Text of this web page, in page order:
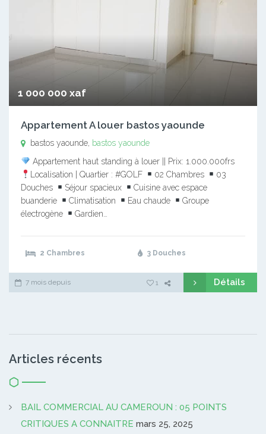
1 000 000 xaf
Appartement A louer bastos yaounde
bastos yaounde, bastos yaounde
Appartement haut standing à louer || Prix: 1.000.000frs
Localisation | Quartier : #GOLF
02 Chambres
03
Douches
Séjour spacieux
Cuisine avec espace
buanderie
Climatisation Eau chaude
Groupe
électrogène
Gardien…
2 Chambres 3 Douches
7 mois depuis 1 Détails
Articles récents
BAIL COMMERCIAL AU CAMEROUN : 05 POINTS
CRITIQUES A CONNAITRE mars 25, 2025